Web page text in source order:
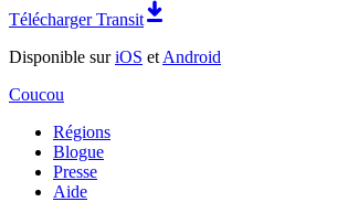
Télécharger Transit
Disponible suriOS et Android
Coucou
Régions
Blogue
Presse
Aide